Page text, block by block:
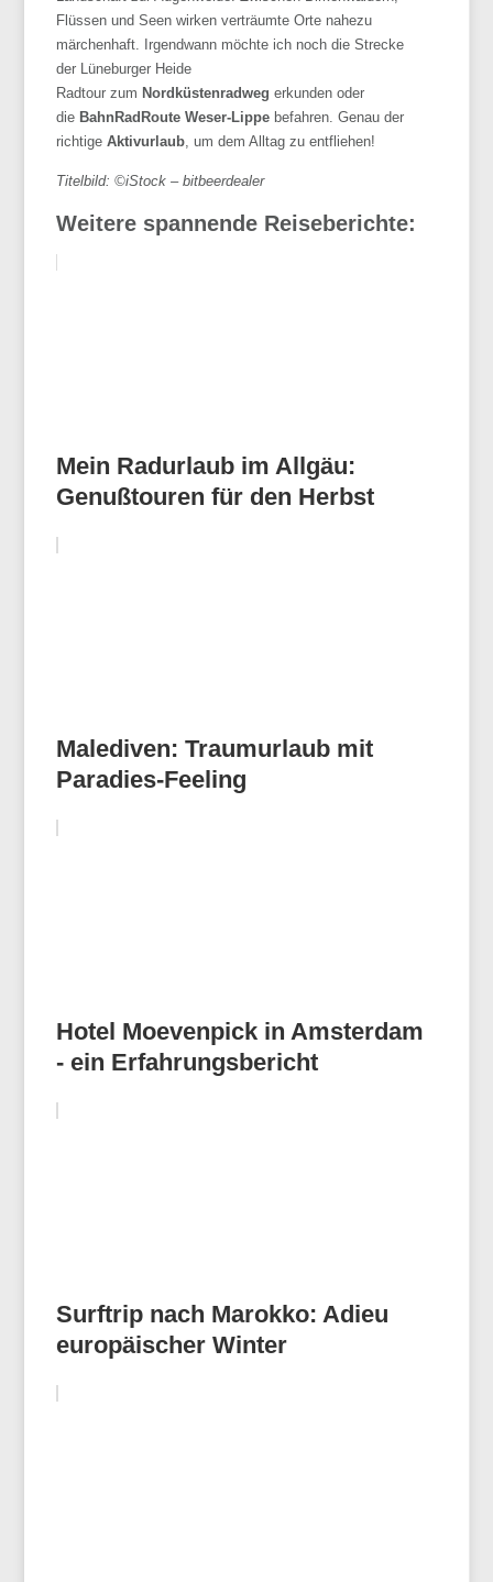
Flüssen und Seen wirken verträumte Orte nahezu
märchenhaft. Irgendwann möchte ich noch die Strecke
der Lüneburger Heide
Radtour zum Nordküstenradweg erkunden oder
die BahnRadRoute Weser-Lippe befahren. Genau der
richtigeAktivurlaub, um dem Alltag zu entfliehen!
Titelbild: ©iStock – bitbeerdealer
Weitere spannende Reiseberichte:
Mein Radurlaub im Allgäu:
Genußtouren für den Herbst
Malediven: Traumurlaub mit
Paradies-Feeling
Hotel Moevenpick in Amsterdam
- ein Erfahrungsbericht
Surftrip nach Marokko: Adieu
europäischer Winter